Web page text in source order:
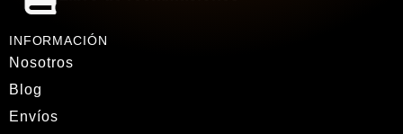
INFORMACIÓN
Nosotros
Blog
Envíos